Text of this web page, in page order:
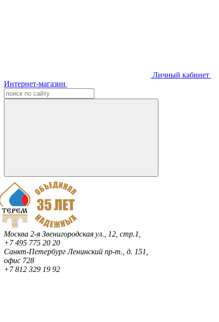
Личный кабинет
Интернет-магазин
Москва 2-я Звенигородская ул., 12, стр.1,
+7 495 775 20 20
Санкт-ПетербургЛенинский пр-т., д. 151,
офис 728
+7 812 329 19 92